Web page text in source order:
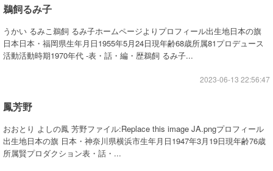
鵜飼るみ子
うかい るみこ鵜飼 るみ子ホームページよりプロフィール出生地日本の旗
日本日本・福岡県生年月日1955年5月24日現年齢68歳所属81プロデュース
活動活動時期1970年代 -表・話・編・歴鵜飼 るみ子...
2023-06-13 22:56:47
鳳芳野
おおとり よしの鳳 芳野ファイル:Replace this image JA.pngプロフィール
出生地日本の旗 日本・神奈川県横浜市生年月日1947年3月19日現年齢76歳
所属賢プロダクション表・話・...